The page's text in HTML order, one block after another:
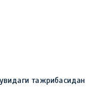
тажрибасидан